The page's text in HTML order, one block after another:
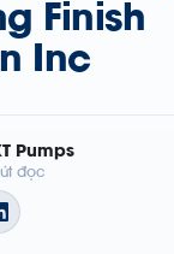
Finish
Inc
Pumps
đọc